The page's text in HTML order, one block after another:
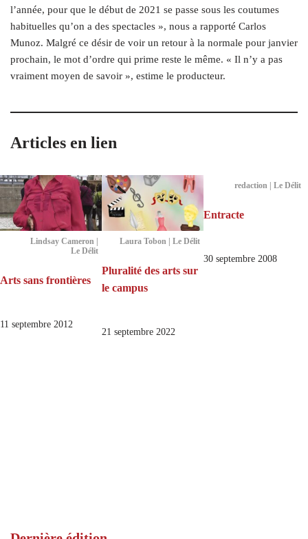
l’année, pour que le début de 2021 se passe sous les coutumes
habituelles qu’on a des spectacles », nous a rapporté Carlos
Munoz. Malgré ce désir de voir un retour à la normale pour janvier
prochain, le mot d’ordre qui prime reste le même. « Il n’y a pas
vraiment moyen de savoir », estime le producteur.
Articles en lien
Lindsay Cameron |
Le Délit
Arts sans frontières
11 septembre 2012
Laura Tobon | Le Délit
Pluralité des arts sur
le campus
21 septembre 2022
redaction | Le Délit
Entracte
30 septembre 2008